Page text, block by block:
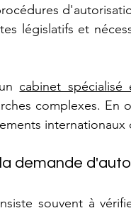
législatifs et
cabinet
complexes. En
demande
souvent à